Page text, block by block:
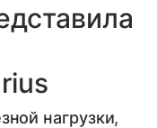
нагрузки,